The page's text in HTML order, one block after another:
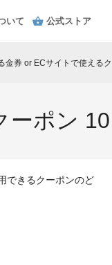
いて 公式ストア
金券 or ECサイトで使える
ーポン
できるクーポンのど